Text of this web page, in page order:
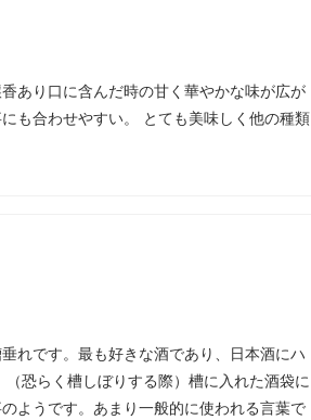
あり口に含んだ時の甘く華やかな味が広が
も合わせやすい。 とても美味しく他の種類
れです。最も好きな酒であり、日本酒にハ
恐らく槽しぼりする際）槽に入れた酒袋に
ようです。あまり一般的に使われる言葉で